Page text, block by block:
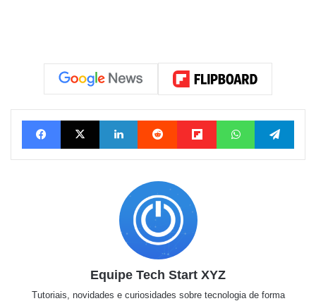
Facebook X Linkedin Reddit Flipboard WhatsApp
Equipe Tech Start XYZ
Tutoriais, novidades e curiosidades sobre tecnologia de forma